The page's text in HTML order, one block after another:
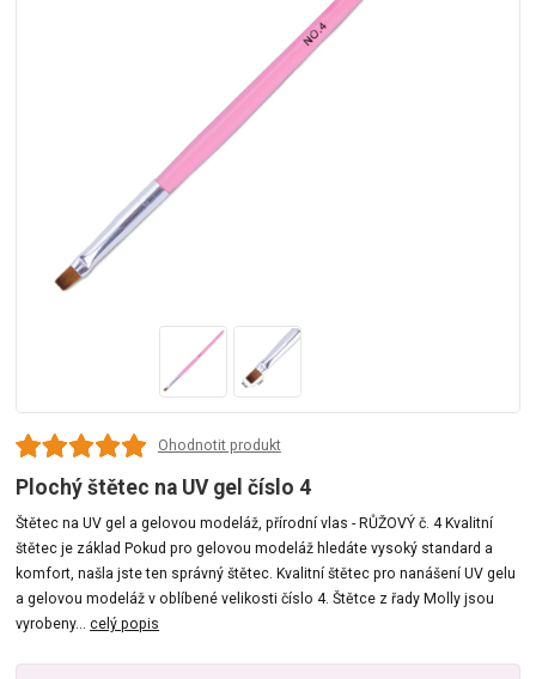
Ohodnotit produkt
Plochý štětec na UV gel číslo 4
Štětec na UV gel a gelovou modeláž, přírodní vlas - RŮŽOVÝ č. 4 Kvalitní
štětec je základ Pokud pro gelovou modeláž hledáte vysoký standard a
komfort, našla jste ten správný štětec. Kvalitní štětec pro nanášení UV gelu
a gelovou modeláž v oblíbené velikosti číslo 4. Štětce z řady Molly jsou
vyrobeny...celý popis